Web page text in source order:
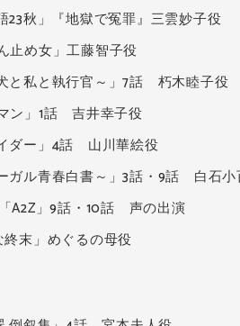
23秋」『地獄で冤罪』三雲妙子役
止め女」工藤智子役
と私と執行官～」7話 朽木睦子役
ン」1話 吉井幸子役
ダー」4話 山川華絵役
ガル青春白書～」3話・9話 白石
A2Z」9話・10話 声の出演
末」めぐるの母役